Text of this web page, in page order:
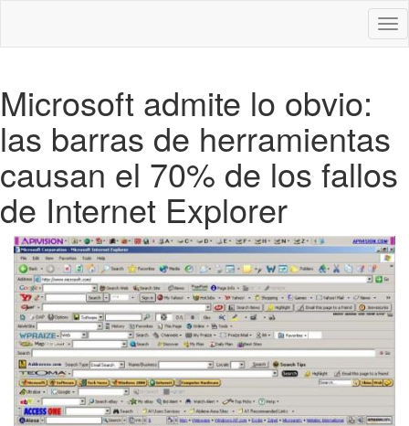
Microsoft admite lo obvio:
las barras de herramientas
causan el 70% de los fallos
de Internet Explorer